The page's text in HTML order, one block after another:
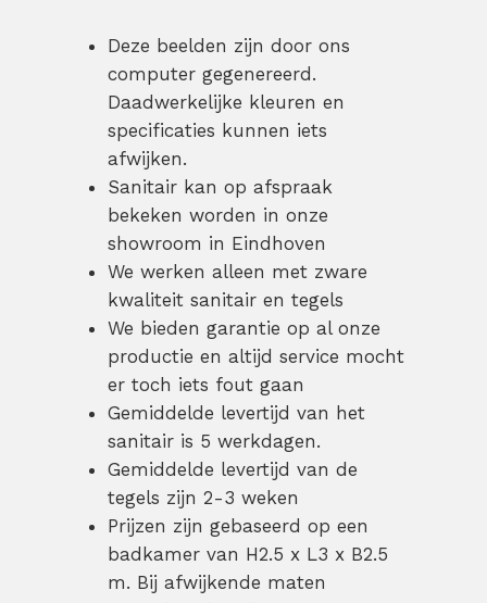
Deze beelden zijn door ons
computer gegenereerd.
Daadwerkelijke kleuren en
specificaties kunnen iets
afwijken.
Sanitair kan op afspraak
bekeken worden in onze
showroom in Eindhoven
We werken alleen met zware
kwaliteit sanitair en tegels
We bieden garantie op al onze
productie en altijd service mocht
er toch iets fout gaan
Gemiddelde levertijd van het
sanitair is 5 werkdagen.
Gemiddelde levertijd van de
tegels zijn 2-3 weken
Prijzen zijn gebaseerd op een
badkamer van H2.5 x L3 x B2.5
m. Bij afwijkende maten